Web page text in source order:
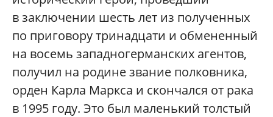
в заключении шесть лет из полученных
по приговору тринадцати и обмененный
на восемь западногерманских агентов,
получил на родине звание полковника,
орден Карла Маркса и скончался от рака
в 1995 году. Это был маленький толстый